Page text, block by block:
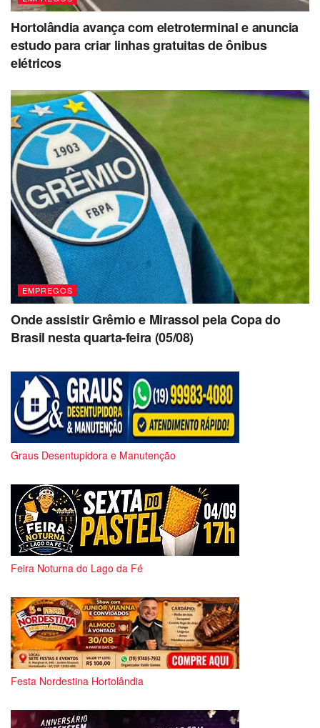
Hortolândia avança com eletroterminal e anuncia
estudo para criar linhas gratuitas de ônibus
elétricos
EMPREGOS
Onde assistir Grêmio e Mirassol pela Copa do
Brasil nesta quarta-feira (05/08)
Graus Desentupidora e Manutenção
Feira Noturna do Lago da Fé
Festa Nordestina Hortolândia